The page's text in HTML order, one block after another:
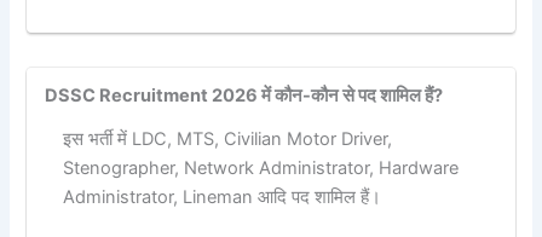
DSSC Recruitment 2026 में कौन-कौन से पद शामिल हैं?
इस भर्ती में LDC, MTS, Civilian Motor Driver,
Stenographer, Network Administrator, Hardware
Administrator, Lineman आदि पद शामिल हैं।